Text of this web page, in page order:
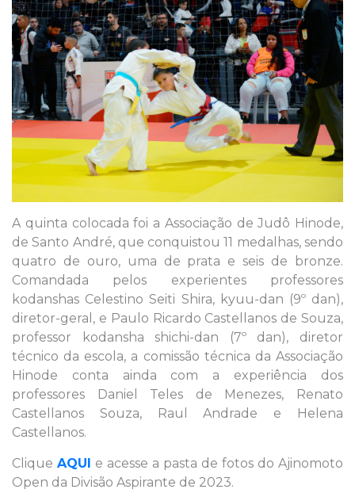
A quinta colocada foi a Associação de Judô Hinode,
de Santo André, que conquistou 11 medalhas, sendo
quatro de ouro, uma de prata e seis de bronze.
Comandada pelos experientes professores
kodanshas Celestino Seiti Shira, kyuu-dan (9º dan),
diretor-geral, e Paulo Ricardo Castellanos de Souza,
professor kodansha shichi-dan (7º dan), diretor
técnico da escola, a comissão técnica da Associação
Hinode conta ainda com a experiência dos
professores Daniel Teles de Menezes, Renato
Castellanos Souza, Raul Andrade e Helena
Castellanos.
Clique AQUI e acesse a pasta de fotos do Ajinomoto
Open da Divisão Aspirante de 2023.